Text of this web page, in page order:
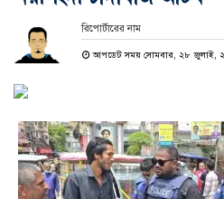
রিপোর্টারের নাম
আপডেট সময় সোমবার, ২৮ জুলাই,